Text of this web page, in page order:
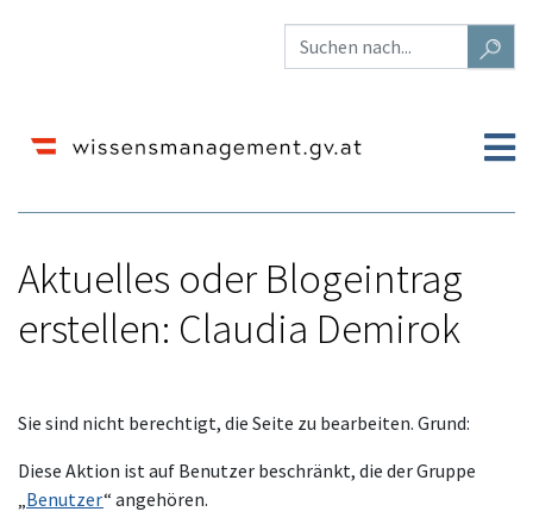
Aktuelles oder Blogeintrag
erstellen: Claudia Demirok
Wechseln zu:Navigation, Suche
Sie sind nicht berechtigt, die Seite zu bearbeiten. Grund:
Diese Aktion ist auf Benutzer beschränkt, die der Gruppe
Benutzer“ angehören.